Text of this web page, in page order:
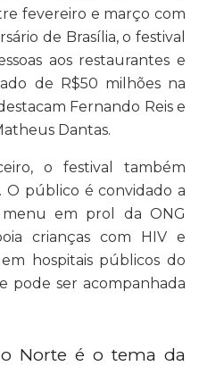
fevereiro e março com
de Brasília, o festival
aos restaurantes e
de R$50 milhões na
Fernando Reis e
Dantas.
o festival também
O público é convidado a
em prol da ONG
crianças com HIV e
hospitais públicos do
pode ser acompanhada
Norte é o tema da